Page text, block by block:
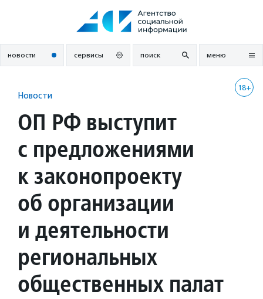
новости сервисы поиск меню
18+
Новости
ОП РФ выступит
с предложениями
к законопроекту
об организации
и деятельности
региональных
общественных палат